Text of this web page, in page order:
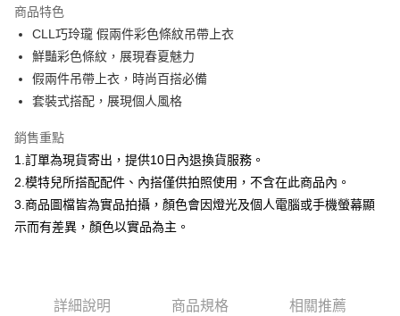
合作金庫商業銀行
華南商業銀行
彰化商業銀行
上海商業儲蓄銀行
國泰世華商業銀行
臺灣中小企業銀行
聯邦商業銀行
元大商業銀行
永豐商業銀行
台新國際商業銀行
中國信託商業銀行
台灣樂天信用卡公司
超商取貨付款
LINE Pay
Apple Pay
悠遊付
Google Pay
大哥付你分期
2.付款方式選擇「大哥付你分期」，訂單成立後會自動跳轉到大哥付的交易
相關說明
商品特色
CLL巧玲瓏 假兩件彩色條紋吊帶上衣
鮮豔彩色條紋，展現春夏魅力
假兩件吊帶上衣，時尚百搭必備
套裝式搭配，展現個人風格
銷售重點
1.訂單為現貨寄出，提供10日內退換貨服務。
2.模特兒所搭配配件、內搭僅供拍照使用，不含在此商品內。
3.商品圖檔皆為實品拍攝，顏色會因燈光及個人電腦或手機螢幕顯
示而有差異，顏色以實品為主。
詳細說明 商品規格 相關推薦